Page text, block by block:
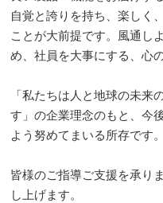
自覚と誇りを持ち、楽しく
ことが大前提です。風通し
め、社員を大事にする、心
「私たちは人と地球の未来
す」の企業理念のもと、今
よう努めてまいる所存です。
皆様のご指導ご支援を承り
し上げます。